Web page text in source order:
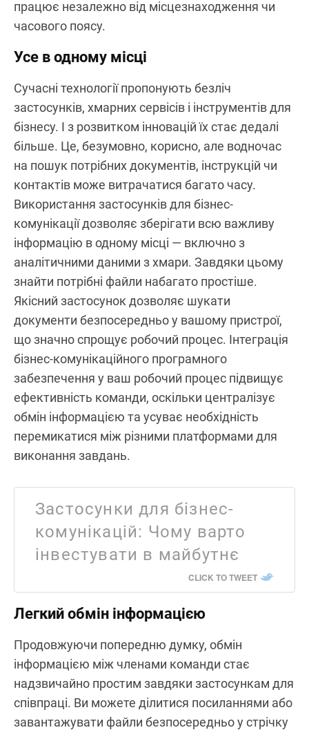
працює незалежно від місцезнаходження чи
часового поясу.
Усе в одному місці
Сучасні технології пропонують безліч
застосунків, хмарних сервісів і інструментів для
бізнесу. І з розвитком інновацій їх стає дедалі
більше. Це, безумовно, корисно, але водночас
на пошук потрібних документів, інструкцій чи
контактів може витрачатися багато часу.
Використання застосунків для бізнес-
комунікації дозволяє зберігати всю важливу
інформацію в одному місці — включно з
аналітичними даними з хмари. Завдяки цьому
знайти потрібні файли набагато простіше.
Якісний застосунок дозволяє шукати
документи безпосередньо у вашому пристрої,
що значно спрощує робочий процес. Інтеграція
бізнес-комунікаційного програмного
забезпечення у ваш робочий процес підвищує
ефективність команди, оскільки централізує
обмін інформацією та усуває необхідність
перемикатися між різними платформами для
виконання завдань.
Застосунки для бізнес-
комунікацій: Чому варто
інвестувати в майбутнє
CLICK TO TWEET
Легкий обмін інформацією
Продовжуючи попередню думку, обмін
інформацією між членами команди стає
надзвичайно простим завдяки застосункам для
співпраці. Ви можете ділитися посиланнями або
завантажувати файли безпосередньо у стрічку